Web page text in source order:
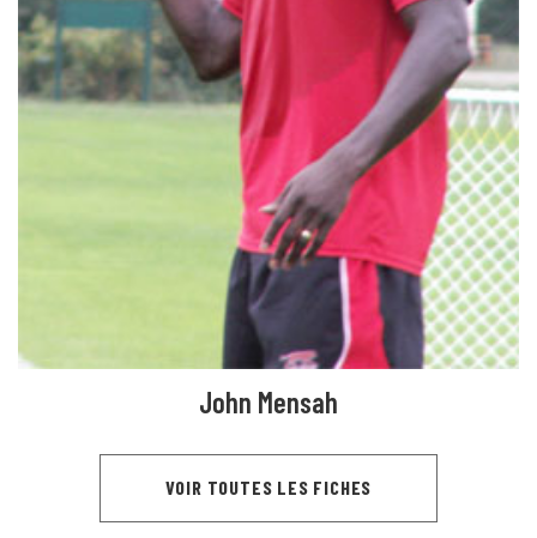
John Mensah
VOIR TOUTES LES FICHES